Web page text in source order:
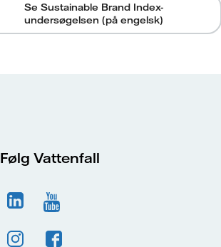
Se Sustainable Brand Index-
undersøgelsen (på engelsk)
Følg Vattenfall